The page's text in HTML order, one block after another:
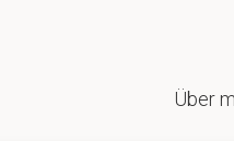
Über